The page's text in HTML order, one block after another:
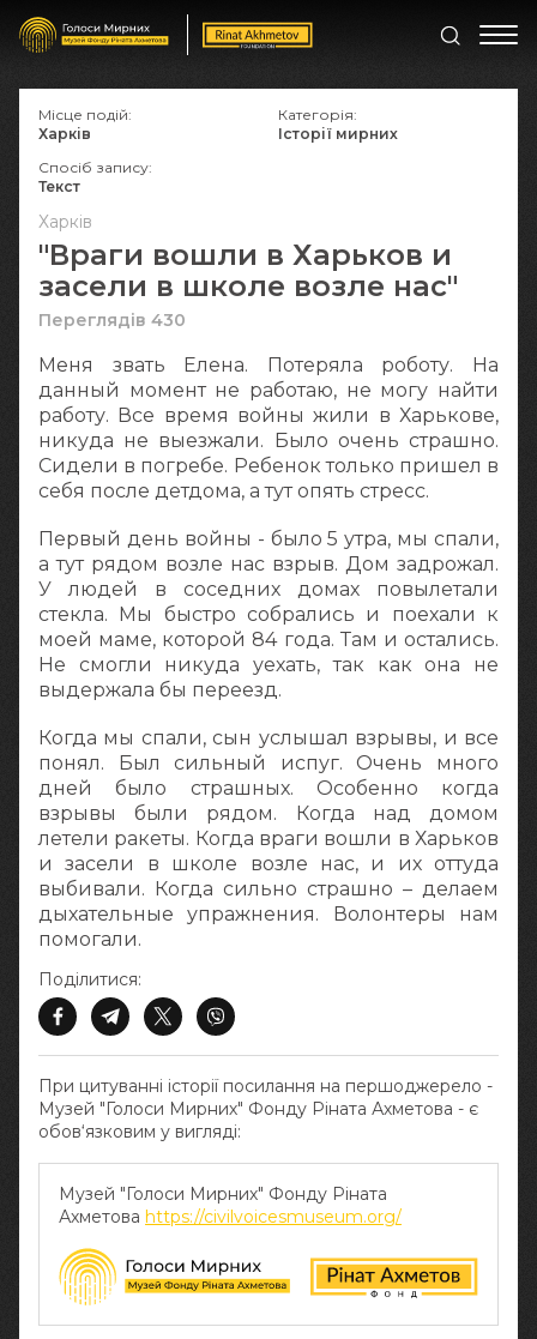
Харків
"Враги вошли в Харьков и
засели в школе возле нас"
Переглядів 430
Меня звать Елена. Потеряла роботу. На
данный момент не работаю, не могу найти
работу. Все время войны жили в Харькове,
никуда не выезжали. Было очень страшно.
Сидели в погребе. Ребенок только пришел в
себя после детдома, а тут опять стресс.
Первый день войны - было 5 утра, мы спали,
а тут рядом возле нас взрыв. Дом задрожал.
У людей в соседних домах повылетали
стекла. Мы быстро собрались и поехали к
моей маме, которой 84 года. Там и остались.
Не смогли никуда уехать, так как она не
выдержала бы переезд.
Когда мы спали, сын услышал взрывы, и все
понял. Был сильный испуг. Очень много
дней было страшных. Особенно когда
взрывы были рядом. Когда над домом
летели ракеты. Когда враги вошли в Харьков
и засели в школе возле нас, и их оттуда
выбивали. Когда сильно страшно – делаем
дыхательные упражнения. Волонтеры нам
помогали.
При цитуванні історії посилання на першоджерело -
Музей "Голоси Мирних" Фонду Ріната Ахметова - є
обов‘язковим у вигляді:
Музей "Голоси Мирних" Фонду Ріната
Ахметова https://civilvoicesmuseum.org/
Поділитися:
Місце подій:
Харків
Категорія:
Історії мирних
Спосіб запису:
Текст